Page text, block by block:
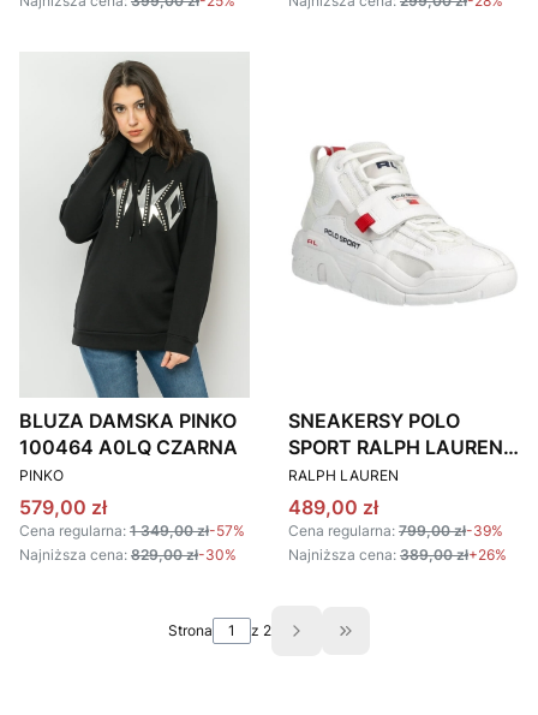
BLUZA DAMSKA PINKO
100464 A0LQ CZARNA
PRODUCENT
PINKO
Cena promocyjna
579,00 zł
Cena regularna: 1 349,00 zł-57%
Najniższa cena: 829,00 zł-30%
SNEAKERSY POLO
SPORT RALPH LAUREN
809846179001 BIAŁE
PRODUCENT
RALPH LAUREN
Cena promocyjna
489,00 zł
Cena regularna: 799,00 zł-39%
Najniższa cena: 389,00 zł+26%
Strona z 2 Przejdź do ostatniej